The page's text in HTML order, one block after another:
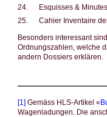
24.
Esquisses &
25.
Cahier Inventaire
Besonders interessant
Ordnungszahlen, welche
andern Dossiers erklären.
[1] Gemäss HLS-Artikel «
Wagenladungen. Die